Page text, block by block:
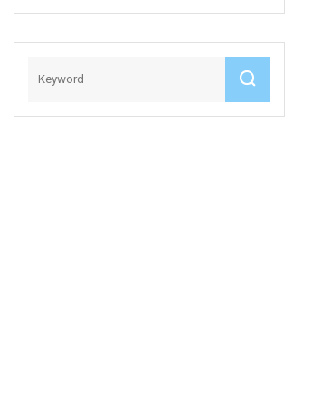
Medizinischer